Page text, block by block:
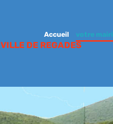
VILLE DE REGADES
Accueil votre